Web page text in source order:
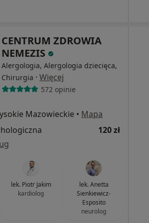
CENTRUM ZDROWIA
NEMEZIS
Alergologia, Alergologia dziecięca,
Chirurgia · Więcej
572 opinie
Mazowieckie • Mapa
120 zł
lek. Piotr Jakim
kardiolog
lek. Anetta
Sienkiewicz-
Esposito
neurolog